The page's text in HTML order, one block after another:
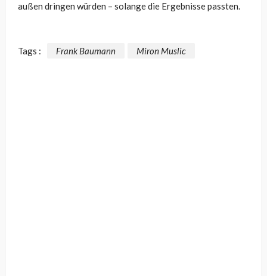
außen dringen würden – solange die Ergebnisse passten.
Tags : Frank Baumann Miron Muslic